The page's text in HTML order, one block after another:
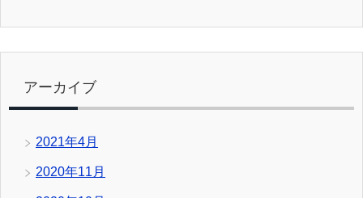
アーカイブ
2021年4月
2020年11月